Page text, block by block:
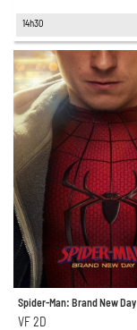
14h30
Spider-Man: Brand New Day
VF 2D